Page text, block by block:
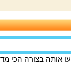
לאתר לחצו כאן
אותה בצורה הכי